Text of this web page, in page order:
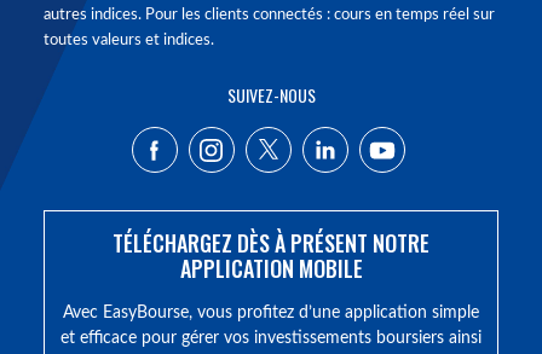
autres indices. Pour les clients connectés : cours en temps réel sur
toutes valeurs et indices.
SUIVEZ-NOUS
TÉLÉCHARGEZ DÈS À PRÉSENT NOTRE
APPLICATION MOBILE
Avec EasyBourse, vous profitez d’une application simple
et efficace pour gérer vos investissements boursiers ainsi